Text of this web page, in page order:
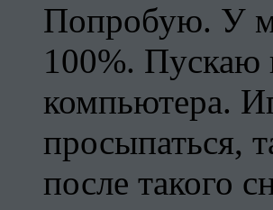
Попробую. У
100%. Пускаю
компьютера.
просыпаться,
после такого